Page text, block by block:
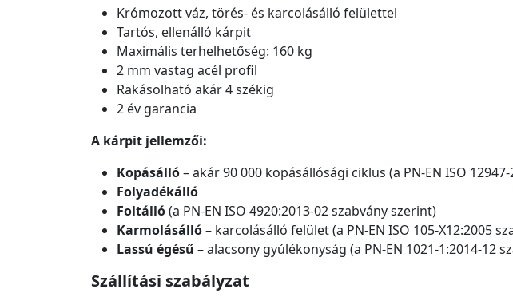
Krómozott váz, törés- és karcolásálló felülettel
Tartós, ellenálló kárpit
Maximális terhelhetőség: 160 kg
2 mm vastag acél profil
Rakásolható akár 4 székig
2 év garancia
A kárpit jellemzői:
Kopásálló– akár 90 000 kopásállósági ciklus (a PN-EN ISO
Folyadékálló
Foltálló(a PN-EN ISO 4920:2013-02 szabvány szerint)
Karmolásálló– karcolásálló felület (a PN-EN ISO 105-X12:2005
Lassú égésű – alacsony gyúlékonyság (a PN-EN 1021-1:2014-12
Szállítási szabályzat